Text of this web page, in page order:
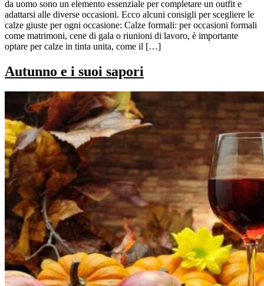
da uomo sono un elemento essenziale per completare un outfit e
adattarsi alle diverse occasioni. Ecco alcuni consigli per scegliere le
calze giuste per ogni occasione: Calze formali: per occasioni formali
come matrimoni, cene di gala o riunioni di lavoro, è importante
optare per calze in tinta unita, come il […]
Autunno e i suoi sapori